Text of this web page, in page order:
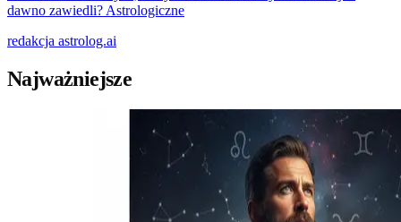
dawno zawiedli? Astrologiczne
redakcja astrolog.ai
Najważniejsze